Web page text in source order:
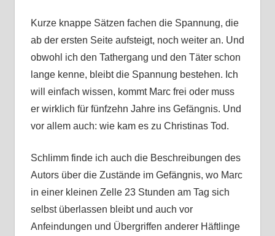
Kurze knappe Sätzen fachen die Spannung, die
ab der ersten Seite aufsteigt, noch weiter an. Und
obwohl ich den Tathergang und den Täter schon
lange kenne, bleibt die Spannung bestehen. Ich
will einfach wissen, kommt Marc frei oder muss
er wirklich für fünfzehn Jahre ins Gefängnis. Und
vor allem auch: wie kam es zu Christinas Tod.
Schlimm finde ich auch die Beschreibungen des
Autors über die Zustände im Gefängnis, wo Marc
in einer kleinen Zelle 23 Stunden am Tag sich
selbst überlassen bleibt und auch vor
Anfeindungen und Übergriffen anderer Häftlinge